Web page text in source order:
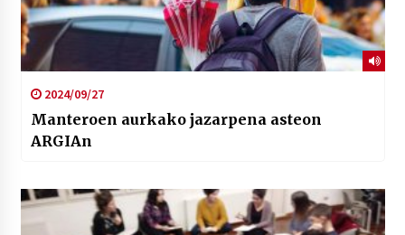
2024/09/27
Manteroen aurkako jazarpena asteon
ARGIAn